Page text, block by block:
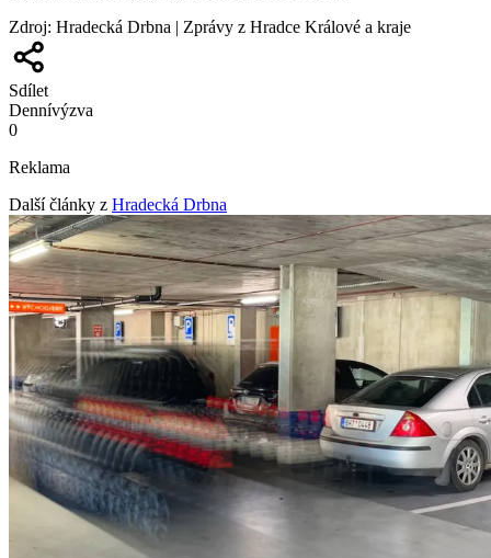
Zdroj: Hradecká Drbna | Zprávy z Hradce Králové a kraje
Sdílet
Dennívýzva
0
Reklama
Další články z Hradecká Drbna